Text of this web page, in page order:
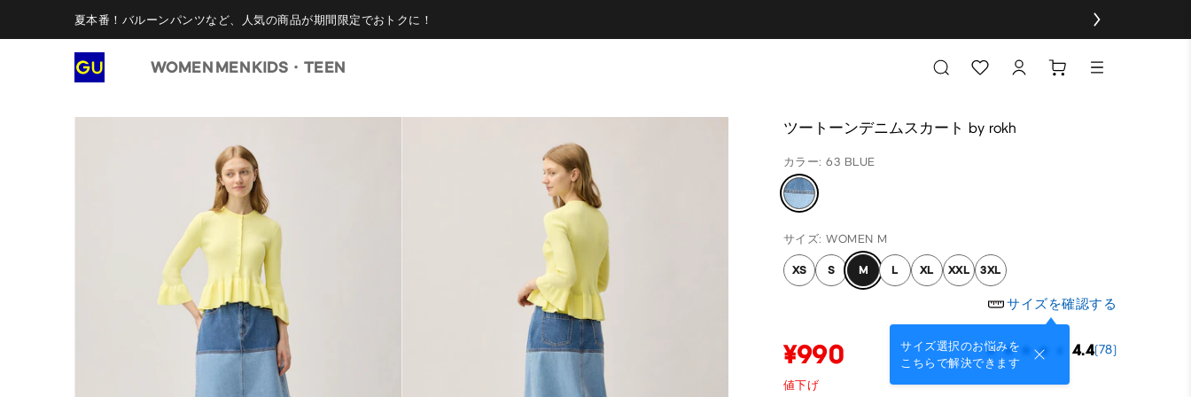
夏本番！バルーンパンツなど、人気の商品が期間限定でおトクに！
WOMEN MENKIDS・TEEN
ツートーンデニムスカート by rokh
カラー: 63 BLUE
サイズ: WOMEN M
XS S M L XL XXL 3XL
サイズを確認する
サイズ選択のお悩みを
こちらで解決できます
¥990 4.4(78)
値下げ